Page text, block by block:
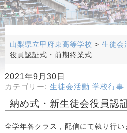
山梨県立甲府東高等学校 > 生徒会
役員認証式・前期終業式
2021年9月30日
カテゴリー: 生徒会活動 学校行事
納め式・新生徒会役員認
全学年各クラス，配信にて執り行い